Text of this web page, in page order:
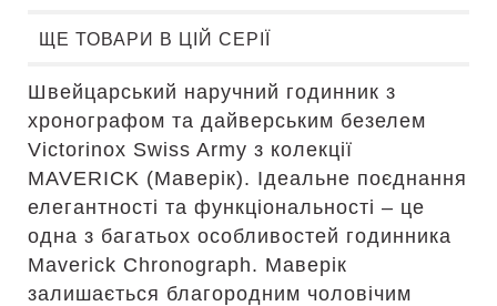
ЩЕ ТОВАРИ В ЦІЙ СЕРІЇ
Швейцарський наручний годинник з
хронографом та дайверським безелем
Victorinox Swiss Army з колекції
MAVERICK (Маверік). Ідеальне поєднання
елегантності та функціональності – це
одна з багатьох особливостей годинника
Maverick Chronograph. Маверік
залишається благородним чоловічим